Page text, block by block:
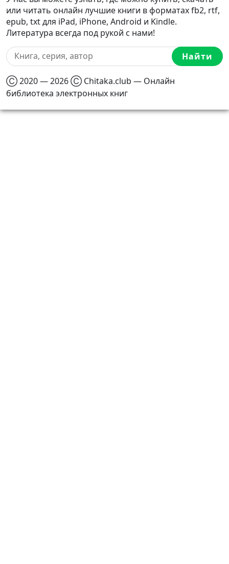
или читать онлайн лучшие книги в форматах fb2, rtf,
epub, txt для iPad, iPhone, Android и Kindle.
Литература всегда под рукой с нами!
Найти
Ⓒ 2020 — 2026 Ⓒ Chitaka.club — Онлайн
библиотека электронных книг